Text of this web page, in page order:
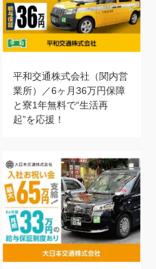
平和交通株式会社（関内営
業所）／6ヶ月36万円保障
と寮1年無料で“生活再
起”を応援！